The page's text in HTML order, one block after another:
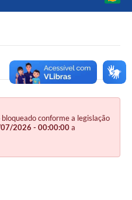
conforme a legislação
2026 - 00:00:00a